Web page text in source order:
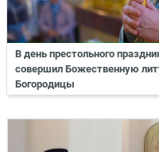
В день престольного
совершил Божественную
Богородицы